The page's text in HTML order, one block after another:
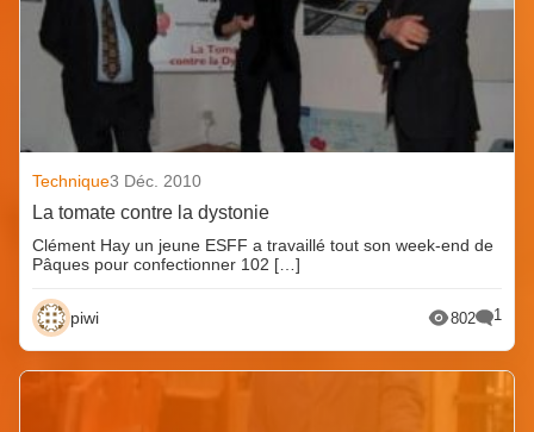
Technique3 Déc. 2010
La tomate contre la dystonie
Clément Hay un jeune ESFF a travaillé tout son week-end de
Pâques pour confectionner 102 […]
piwi 802 1